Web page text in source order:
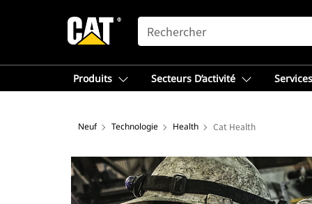
SEARCH
Produits Secteurs D’activité
Neuf Technologie Health Cat Health